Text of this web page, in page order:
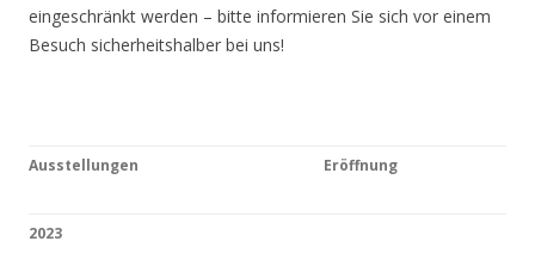
eingeschränkt werden – bitte informieren Sie sich vor einem
Besuch sicherheitshalber bei uns!
Ausstellungen Eröffnung
2023